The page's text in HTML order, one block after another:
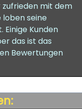
zufrieden mit dem
loben seine
Einige Kunden
das ist das
Bewertungen